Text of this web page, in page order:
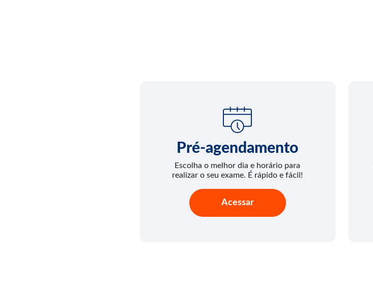
Pré-agendamento
Escolha o melhor dia e horário para
realizar o seu exame. É rápido e fácil!
Acessar